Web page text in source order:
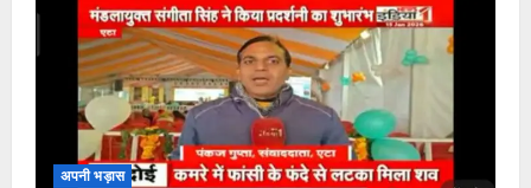
अपनी भड़ास